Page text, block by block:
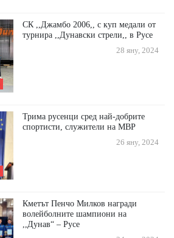
СК ,,Джамбо 2006,, с куп медали от
турнира ,,Дунавски стрели,, в Русе
28 яну, 2024
Трима русенци сред най-добрите
спортисти, служители на МВР
26 яну, 2024
Кметът Пенчо Милков награди
волейболните шампиони на
,,Дунав“ – Русе